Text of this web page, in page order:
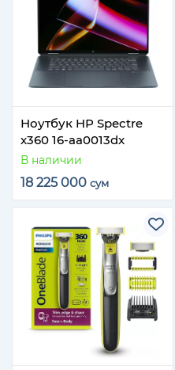
Ноутбук HP Spectre
x360 16-aa0013dx
В наличии
18 225 000 сум